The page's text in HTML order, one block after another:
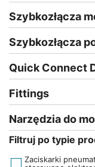
Szybkozłącza
Szybkozłącza
Quick Connect
Fittings
Narzędzia do
Filtruj po typie
Zaciskarki